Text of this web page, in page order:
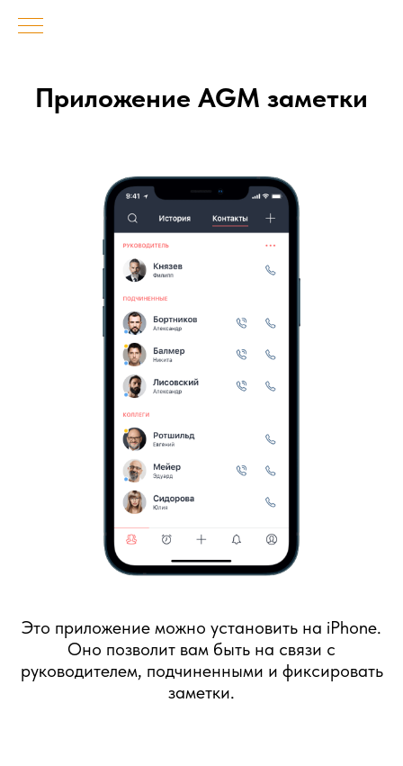
Приложение AGM заметки
Это приложение можно установить на iPhone.
Оно позволит вам быть на связи с
руководителем, подчиненными и фиксировать
заметки.